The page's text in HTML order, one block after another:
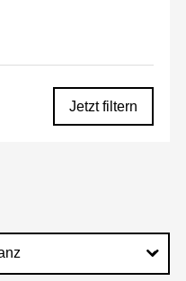
Jetzt filtern